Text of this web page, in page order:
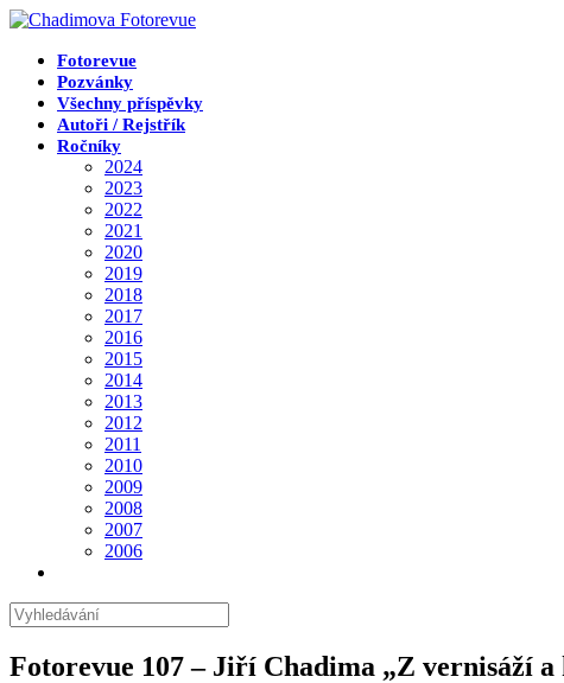
Přejít
obsahuFotorevue
Pozvánky
Všechny příspěvky
Autoři / Rejstřík
Ročníky
2024
2023
2022
2021
2020
2019
2018
2017
2016
2015
2014
2013
2012
2011
2010
2009
2008
2007
2006
Hledat
na
stránce
Fotorevue 107 – Jiří Chadima „Z vernisáží a